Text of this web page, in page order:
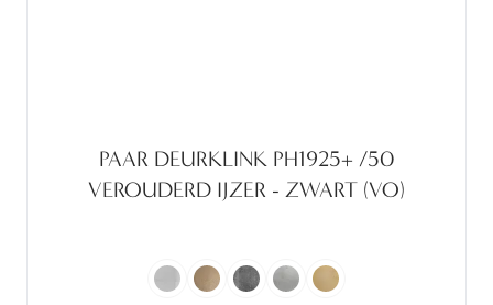
PAAR DEURKLINK PH1925+ /50
VEROUDERD IJZER - ZWART (VO)